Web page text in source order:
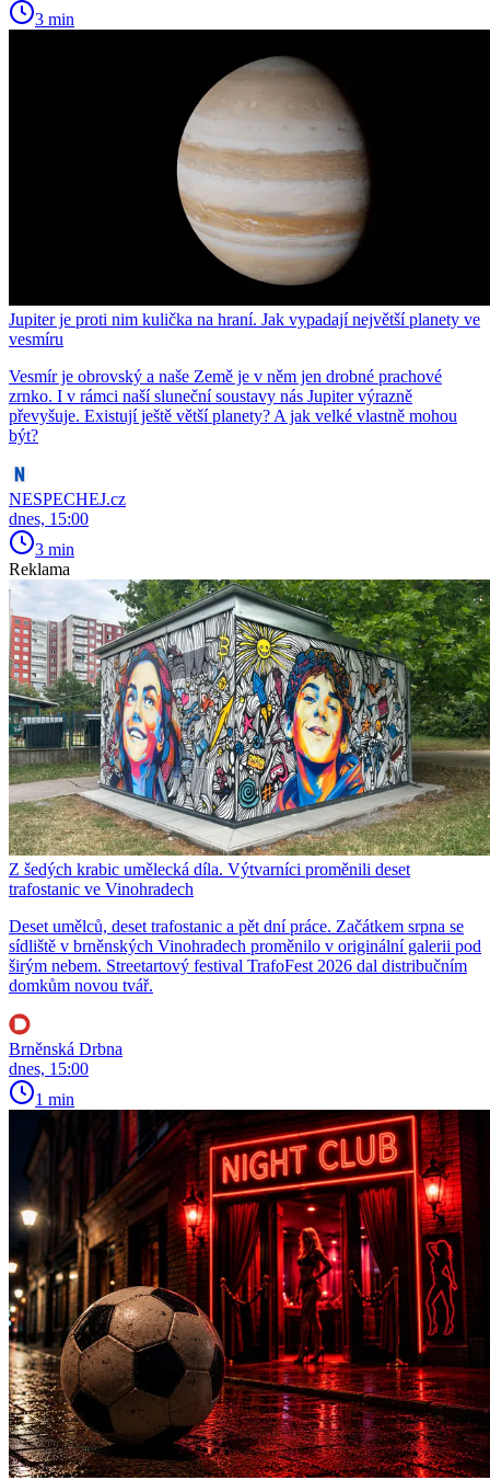
3 min
Jupiter je proti nim kulička na hraní. Jak vypadají největší planety ve
vesmíru
Vesmír je obrovský a naše Země je v něm jen drobné prachové
zrnko. I v rámci naší sluneční soustavy nás Jupiter výrazně
převyšuje. Existují ještě větší planety? A jak velké vlastně mohou
být?
NESPECHEJ.cz
dnes, 15:00
3 min
Reklama
Z šedých krabic umělecká díla. Výtvarníci proměnili deset
trafostanic ve Vinohradech
Deset umělců, deset trafostanic a pět dní práce. Začátkem srpna se
sídliště v brněnských Vinohradech proměnilo v originální galerii pod
širým nebem. Streetartový festival TrafoFest 2026 dal distribučním
domkům novou tvář.
Brněnská Drbna
dnes, 15:00
1 min